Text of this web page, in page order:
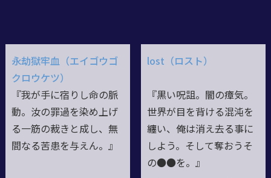
永劫獄牢血（エイゴウゴ
クロウケツ）
『我が手に宿りし命の脈
動。汝の罪過を染め上げ
る一筋の裁きと成し、無
間なる苦患を与えん。』
lost（ロスト）
『黒い呪詛。闇の瘴気。
世界が目を背ける混沌を
纏い、俺は消え去る事に
しよう。そして奪おうそ
の●●を。』